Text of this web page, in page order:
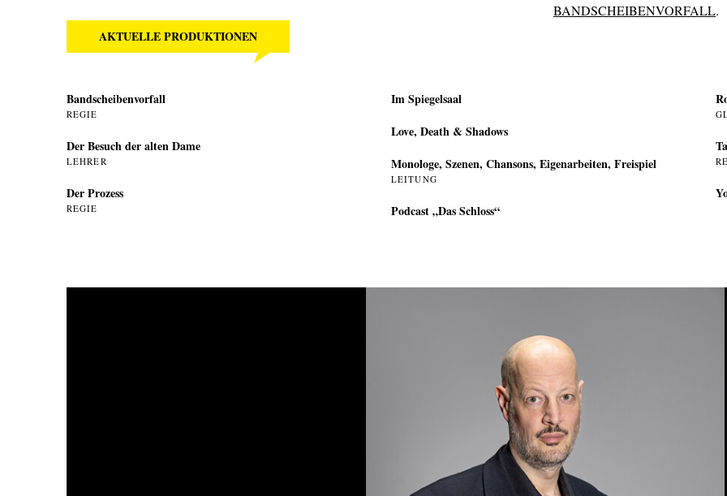
BANDSCHEIBENVORFALL.
AKTUELLE PRODUKTIONEN
Bandscheibenvorfall
REGIE
Der Besuch der alten Dame
LEHRER
Der Prozess
REGIE
Im Spiegelsaal
Love, Death & Shadows
Monologe, Szenen, Chansons, Eigenarbeiten, Freispiel
LEITUNG
Podcast „Das Schloss“